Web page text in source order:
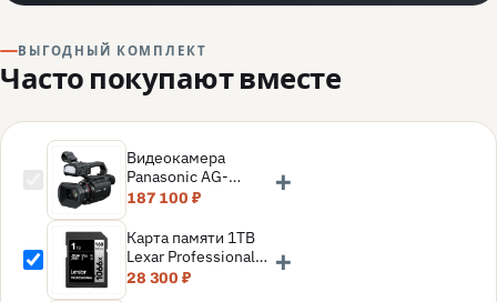
ВЫГОДНЫЙ КОМПЛЕКТ
Часто покупают вместе
Видеокамера
Panasonic AG-
CX18E
187 100 ₽
+
Карта памяти 1TB
Lexar Professional
SDXC UHS-I
28 300 ₽
+